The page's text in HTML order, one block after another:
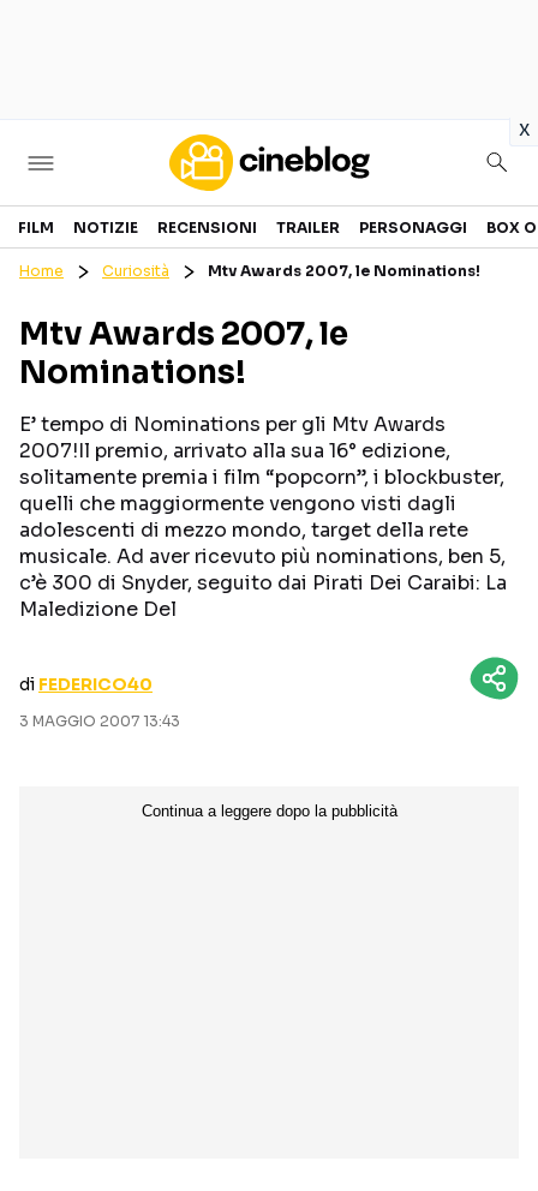
x
Cinema
GENERI
PERSONAGGI
CANALI STREAMING
Categorie
NOTIZIE
CURIOSITÀ
RECENSIONI
TRAILER
BOX OFFICE
FILM NOTIZIE RECENSIONI TRAILER PERSONAGGI BOX
Home Curiosità Mtv Awards 2007, le Nominations!
Mtv Awards 2007, le
Nominations!
E’ tempo di Nominations per gli Mtv Awards
2007!Il premio, arrivato alla sua 16° edizione,
solitamente premia i film “popcorn”, i blockbuster,
quelli che maggiormente vengono visti dagli
adolescenti di mezzo mondo, target della rete
musicale. Ad aver ricevuto più nominations, ben 5,
c’è 300 di Snyder, seguito dai Pirati Dei Caraibi: La
Maledizione Del
di FEDERICO40
3 MAGGIO 2007 13:43